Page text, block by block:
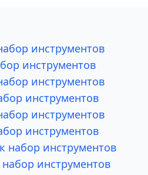
инструментов
инструментов
инструментов
инструментов
инструментов
инструментов
набор инструментов
инструментов